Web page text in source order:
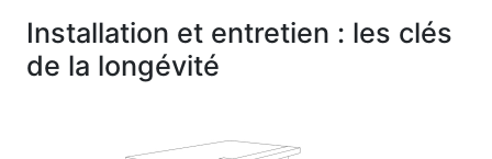
Installation et entretien : les clés
de la longévité